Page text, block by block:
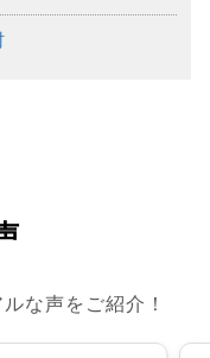
な声をご紹介！